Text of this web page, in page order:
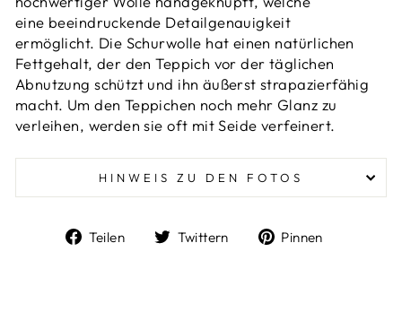
eine beeindruckende Detailgenauigkeit
ermöglicht. Die Schurwolle hat einen natürlichen
Fettgehalt, der den Teppich vor der täglichen
Abnutzung schützt und ihn äußerst strapazierfähig
macht. Um den Teppichen noch mehr Glanz zu
verleihen, werden sie oft mit Seide verfeinert.
HINWEIS ZU DEN FOTOS
Teilen
Auf
Twittern
Auf
Pinnen